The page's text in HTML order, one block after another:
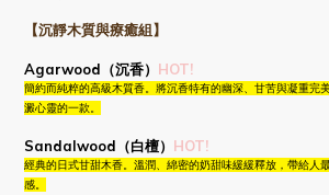
【沉靜木質與療癒組】
Agarwood（沉香） HOT!
簡約而純粹的高級木質香。將沉香特有的幽深、甘苦與凝重完
澱心靈的一款。
Sandalwood（白檀） HOT!
經典的日式甘甜木香。溫潤、綿密的奶甜味緩緩釋放，帶給人
感。